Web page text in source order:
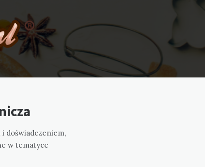
doświadczeniem,
w tematyce